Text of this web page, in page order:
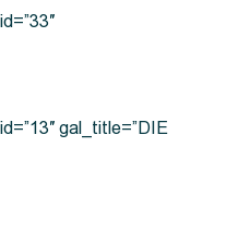
gal_title=”DIE